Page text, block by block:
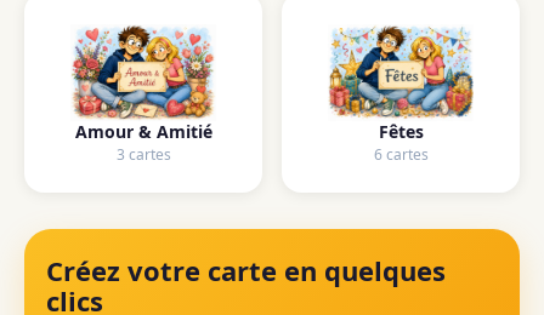
Amour & Amitié
3 cartes
Fêtes
6 cartes
Créez votre carte en quelques
clics